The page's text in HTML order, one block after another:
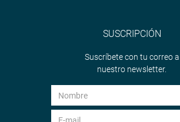
SUSCRIPCIÓN
Suscríbete con tu correo a
nuestro newsletter.